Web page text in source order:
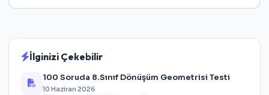
İlginizi Çekebilir
100 Soruda 8.Sınıf Dönüşüm Geometrisi Testi
10 Haziran 2026